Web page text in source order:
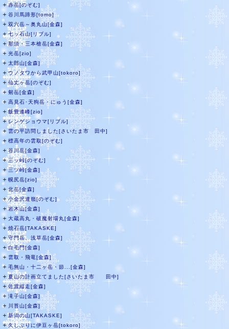
＋赤岳[のぞむ]
＋ 谷川馬蹄形[tomo]
＋ 双六岳～奥丸山[金森]
＋七ッ石山[リブル]
＋那須・三本槍岳[金森]
＋ 光岳[zio]
＋ 太郎山[金森]
＋ウノタワから武甲山[tokoro]
＋仙丈ヶ岳[のぞむ]
＋ 剱岳[金森]
＋ 高見石･天狗岳・にゅう[金森]
＋飯豊連峰[zio]
＋レンゲショウマ[リブル]
＋ 雲の平訪問しました[さいたま市 田中]
＋ 標高年の雲取[のぞむ]
＋谷川岳[金森]
＋三ッ峠[のぞむ]
＋三ツ峠[金森]
＋ 幌尻岳[zio]
＋北岳[金森]
＋小金沢連嶺[のぞむ]
＋岩木山[金森]
＋ 大蔵高丸・破魔射場丸[金森]
＋ 焼石岳[TAKASKE]
＋守門岳、浅草岳[金森]
＋白毛門[金森]
＋ 雲取・飛竜[金森]
＋ 毛無山・十二ヶ岳・節...[金森]
＋夏山の計画立てました[さいたま市 田中]
＋佐渡縦走[金森]
＋ 滝子山[金森]
＋ 川苔山[金森]
＋新潟の山[TAKASKE]
＋久しぶりに伊豆ヶ岳[tokoro]